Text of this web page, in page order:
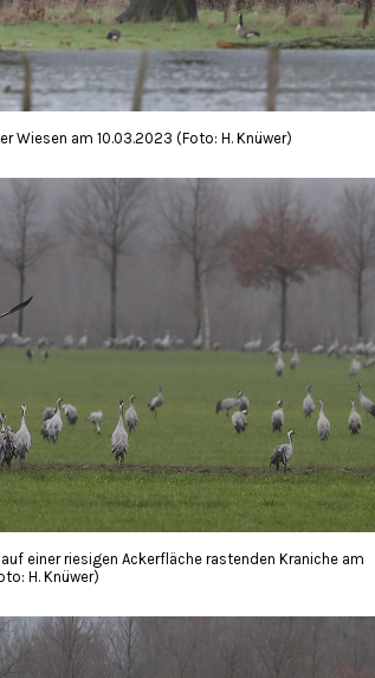
Wiesen am 10.03.2023 (Foto: H. Knüwer)
einer riesigen Ackerfläche rastenden Kraniche am
H. Knüwer)